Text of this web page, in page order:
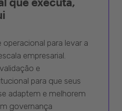
operacional para levar a
empresarial.
e
para que seus
adaptem e melhorem
governança